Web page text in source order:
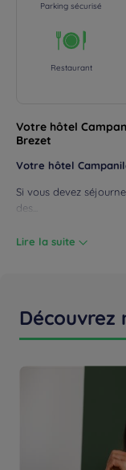
Parking sécurisé
Restaurant
Votre hôtel
Brezet
Votre hôtel
Si vous devez
des...
Lire la suite
Découvrez